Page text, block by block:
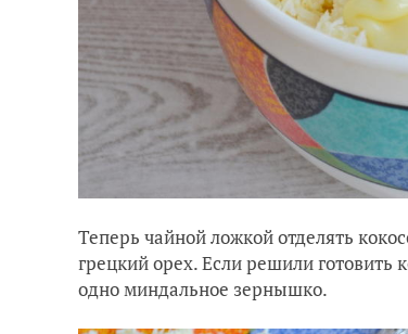
Теперь чайной ложкой отделять
грецкий орех. Если решили
одно миндальное зернышко.